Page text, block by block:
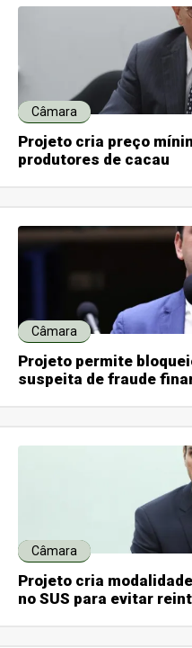
Câmara
Projeto cria preço
produtores de cacau
Câmara
Projeto permite
suspeita de fraude
Câmara
Projeto cria
no SUS para evitar